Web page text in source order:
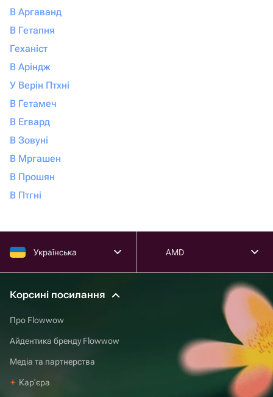
В Аргаванд
В Гетапня
Геханіст
В Аріндж
У Верін Птхні
В Гетамеч
В Егвард
В Зовуні
В Мргашен
В Прошян
В Птгні
Українська AMD
Корсині посилання
Про Flowwow
Айдентика бренду Flowwow
Медіа та партнерства
Карʼєра